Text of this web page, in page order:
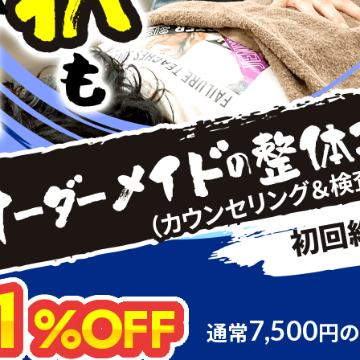
%OFF 通常7,500円